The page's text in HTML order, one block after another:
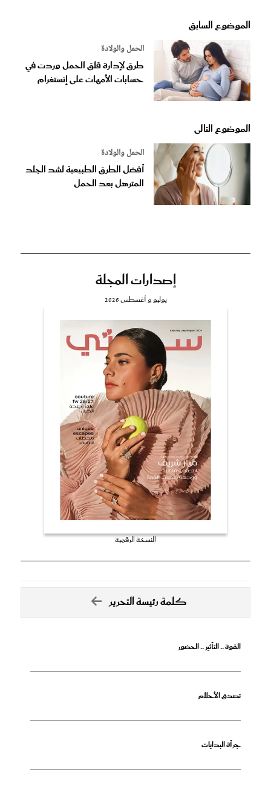
الموضوع السابق
الحمل والولادة
طرق لإدارة قلق الحمل وردت في
حسابات الأمهات على إنستغرام
الموضوع التالى
الحمل والولادة
أفضل الطرق الطبيعية لشد الجلد
المترهل بعد الحمل
إصدارات المجلة
يوليو و أغسطس 2026
النسخة الرقمية
كلمة رئيسة التحرير
القوة .. التأثير .. الحضور
تصدق الأحلام
جرأة البدايات